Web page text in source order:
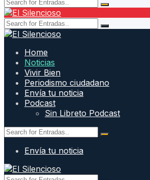
Home
Noticias
Vivir Bien
Periodismo ciudadano
Envía tu noticia
Podcast
Sin Libreto Podcast
Envía tu noticia